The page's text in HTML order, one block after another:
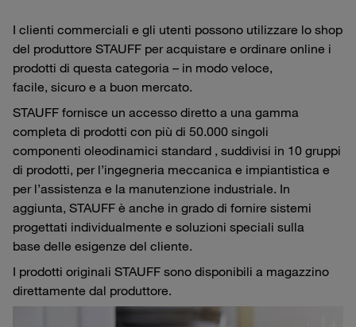
I clienti commerciali e gli utenti possono utilizzare lo shop
del produttore STAUFF per acquistare e ordinare online i
prodotti di questa categoria – in modo veloce,
facile, sicuro e a buon mercato.
STAUFF fornisce un accesso diretto a una gamma
completa di prodotti con più di 50.000 singoli
componenti oleodinamici standard , suddivisi in 10 gruppi
di prodotti, per l’ingegneria meccanica e impiantistica e
per l’assistenza e la manutenzione industriale. In
aggiunta, STAUFF è anche in grado di fornire sistemi
progettati individualmente e soluzioni speciali sulla
base delle esigenze del cliente.
I prodotti originali STAUFF sono disponibili a magazzino
direttamente dal produttore.